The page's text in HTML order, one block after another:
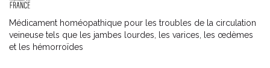
Médicament homéopathique pour les troubles de la circulation
veineuse tels que les jambes lourdes, les varices, les œdèmes
et les hémorroïdes